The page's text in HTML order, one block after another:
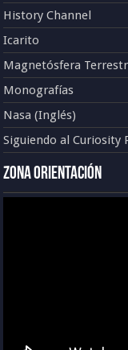
History Channel
Icarito
Magnetósfera
Monografías
Nasa (Inglés)
Siguiendo al Curiosity
Zona Orientación